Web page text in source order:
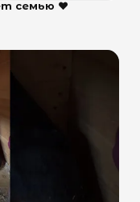
семью ❤️